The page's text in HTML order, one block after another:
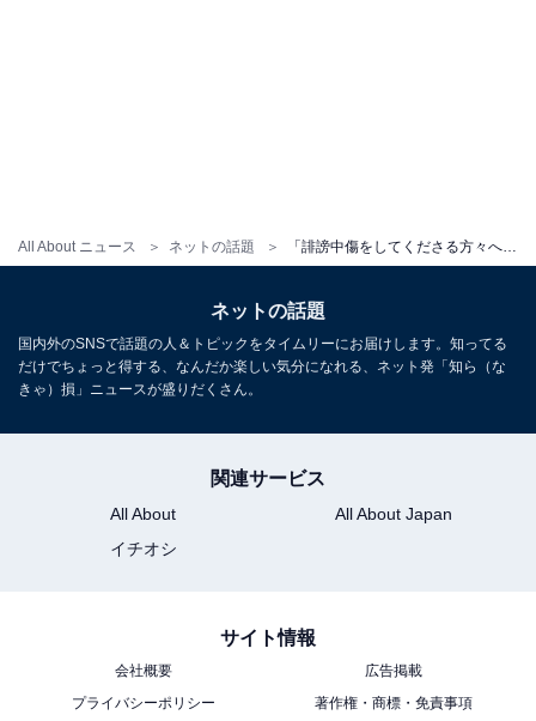
All About ニュース ネットの話題
ネットの話題
国内外のSNSで話題の人＆トピックをタイムリーにお届けします。知ってる
だけでちょっと得する、なんだか楽しい気分になれる、ネット発「知ら（な
きゃ）損」ニュースが盛りだくさん。
関連サービス
All About
All About Japan
イチオシ
サイト情報
会社概要
広告掲載
プライバシーポリシー
著作権・商標・免責事項